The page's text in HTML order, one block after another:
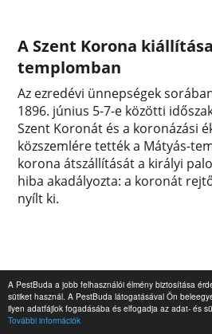
A PestBuda a jobb felhasználói élmény biztosítása
sütiket használ. A PestBuda látogatásával Ön
ilyen adatfájlok fogadásába és elfogadja az adat- és
További információk
A Szent Korona
templomban
Az ezredévi ünnepségek
1896. június 5-7-e közötti
Szent Koronát és a koronázási
közszemlére tették a Mátyás-
korona átszállítását a királyi
hiba akadályozta: a koronát
nyílt ki.